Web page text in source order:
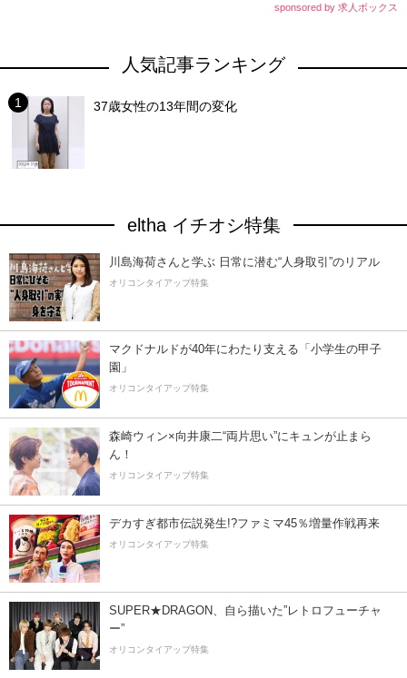
sponsored by 求人ボックス
人気記事ランキング
37歳女性の13年間の変化
eltha イチオシ特集
川島海荷さんと学ぶ 日常に潜む“人身取引”のリアル
オリコンタイアップ特集
マクドナルドが40年にわたり支える「小学生の甲子
園」
オリコンタイアップ特集
森崎ウィン×向井康二“両片思い”にキュンが止まら
ん！
オリコンタイアップ特集
デカすぎ都市伝説発生!?ファミマ45％増量作戦再来
オリコンタイアップ特集
SUPER★DRAGON、自ら描いた”レトロフューチャ
ー”
オリコンタイアップ特集